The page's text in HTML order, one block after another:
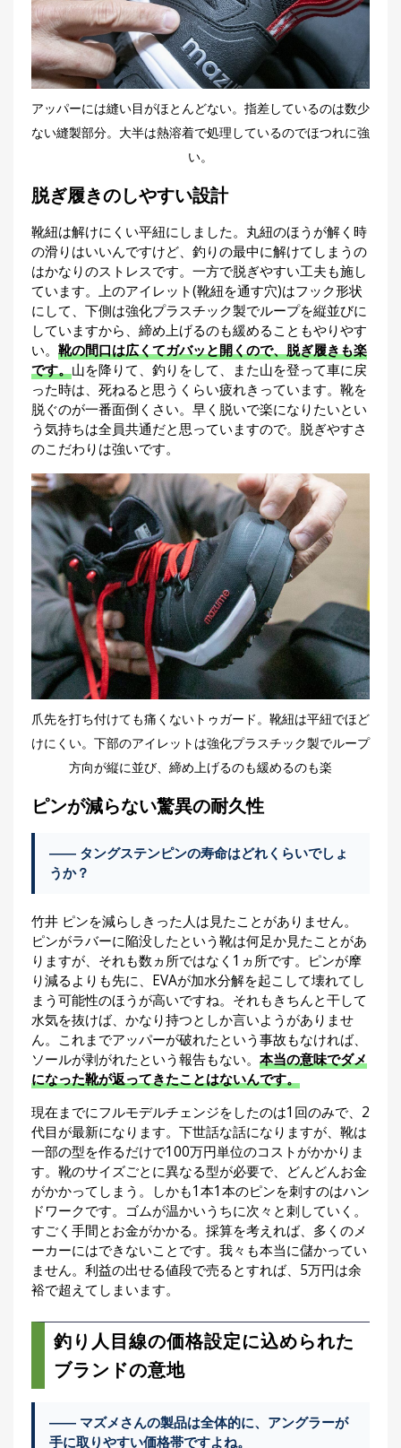
アッパーには縫い目がほとんどない。指差しているのは数少
ない縫製部分。大半は熱溶着で処理しているのでほつれに強
い。
脱ぎ履きのしやすい設計
靴紐は解けにくい平紐にしました。丸紐のほうが解く時
の滑りはいいんですけど、釣りの最中に解けてしまうの
はかなりのストレスです。一方で脱ぎやすい工夫も施し
ています。上のアイレット(靴紐を通す穴)はフック形状
にして、下側は強化プラスチック製でループを縦並びに
していますから、締め上げるのも緩めることもやりやす
い。 靴の間口は広くてガバッと開くので、脱ぎ履きも楽
です。山を降りて、釣りをして、また山を登って車に戻
った時は、死ねると思うくらい疲れきっています。靴を
脱ぐのが一番面倒くさい。早く脱いで楽になりたいとい
う気持ちは全員共通だと思っていますので。脱ぎやすさ
のこだわりは強いです。
爪先を打ち付けても痛くないトゥガード。靴紐は平紐でほど
けにくい。下部のアイレットは強化プラスチック製でループ
方向が縦に並び、締め上げるのも緩めるのも楽
ピンが減らない驚異の耐久性
―― タングステンピンの寿命はどれくらいでしょ
うか？
竹井 ピンを減らしきった人は見たことがありません。
ピンがラバーに陥没したという靴は何足か見たことがあ
りますが、それも数ヵ所ではなく1ヵ所です。ピンが摩
り減るよりも先に、EVAが加水分解を起こして壊れてし
まう可能性のほうが高いですね。それもきちんと干して
水気を抜けば、かなり持つとしか言いようがありませ
ん。これまでアッパーが破れたという事故もなければ、
ソールが剥がれたという報告もない。 本当の意味でダメ
になった靴が返ってきたことはないんです。
現在までにフルモデルチェンジをしたのは1回のみで、2
代目が最新になります。下世話な話になりますが、靴は
一部の型を作るだけで100万円単位のコストがかかりま
す。靴のサイズごとに異なる型が必要で、どんどんお金
がかかってしまう。しかも1本1本のピンを刺すのはハン
ドワークです。ゴムが温かいうちに次々と刺していく。
すごく手間とお金がかかる。採算を考えれば、多くのメ
ーカーにはできないことです。我々も本当に儲かってい
ません。利益の出せる値段で売るとすれば、5万円は余
裕で超えてしまいます。
釣り人目線の価格設定に込められた
ブランドの意地
―― マズメさんの製品は全体的に、アングラーが
手に取りやすい価格帯ですよね。